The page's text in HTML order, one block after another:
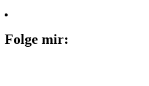
Folge mir: